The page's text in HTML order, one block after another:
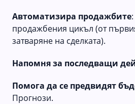
Автоматизира продажбите
продажбения цикъл (от
затваряне на сделката).
Напомня за последващи
Помога да се предвидят
Прогнози.